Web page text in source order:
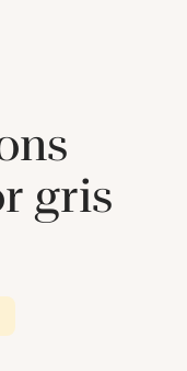
gris